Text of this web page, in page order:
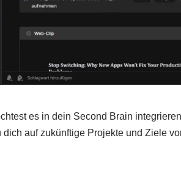
es in dein Second Brain
auf zukünftige Projekte und Ziele